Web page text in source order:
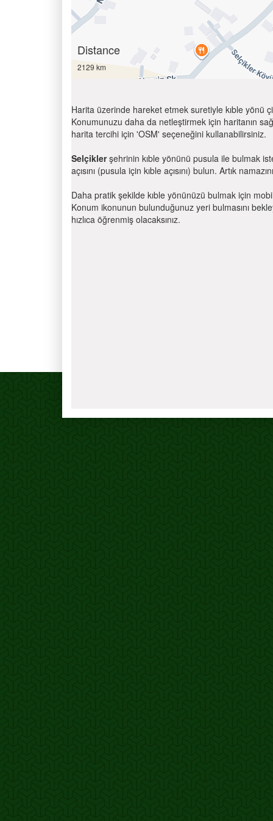
Distance
2129 km
Harita üzerinde hareket etmek suretiyle kıble yönü
Konumunuzu daha da netleştirmek için haritanın
harita tercihi için 'OSM' seçeneğini kullanabilirsiniz.
Selçiklerşehrinin kıble yönünü pusula ile bulmak
açısını (pusula için kıble açısını) bulun. Artık
Daha pratik şekilde kıble yönünüzü bulmak için
Konum ikonunun bulunduğunuz yeri bulmasını
hızlıca öğrenmiş olacaksınız.